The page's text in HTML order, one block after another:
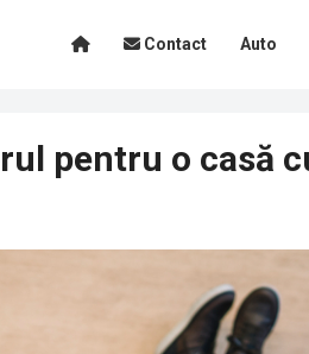
Contact Auto
pentru o casă